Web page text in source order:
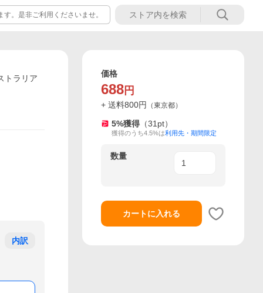
。是非ご利用くださいませ。
トラリア
内訳
価格
688 円
+ 送料800円 （東京都）
5%獲得 （31 pt）
獲得のうち4.5%は利用先・期間限定
数量
カートに入れる